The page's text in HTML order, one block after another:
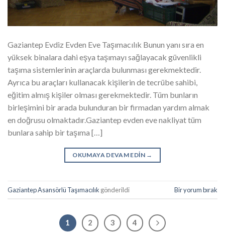
Gaziantep Evdiz Evden Eve Taşımacılık Bunun yanı sıra en
yüksek binalara dahi eşya taşımayı sağlayacak güvenlikli
taşıma sistemlerinin araçlarda bulunması gerekmektedir.
Ayrıca bu araçları kullanacak kişilerin de tecrübe sahibi,
eğitim almış kişiler olması gerekmektedir. Tüm bunların
birleşimini bir arada bulunduran bir firmadan yardım almak
en doğrusu olmaktadır.Gaziantep evden eve nakliyat tüm
bunlara sahip bir taşıma […]
OKUMAYA DEVAM EDIN →
Gaziantep Asansörlü Taşımacılık gönderildi Bir yorum bırak
1 2 3 4